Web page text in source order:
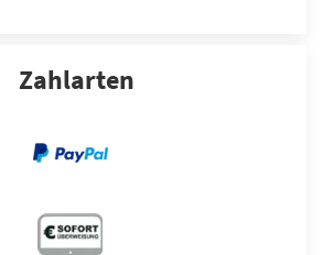
Zahlarten